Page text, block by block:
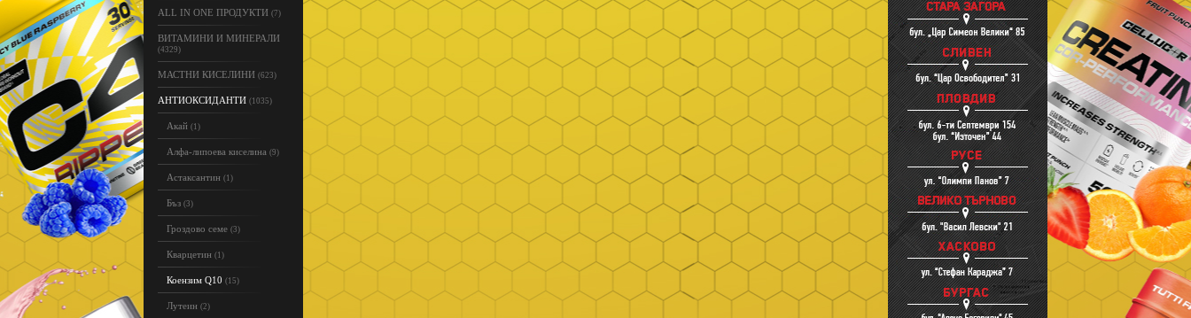
ALL IN ONE ПРОДУКТИ (7)
ВИТАМИНИ И МИНЕРАЛИ
(4329)
МАСТНИ КИСЕЛИНИ (623)
АНТИОКСИДАНТИ (1035)
Акай (1)
Алфа-липоева киселина (9)
Астаксантин (1)
Бъз (3)
Гроздово семе (3)
Кварцетин (1)
Коензим Q10 (15)
Лутеин (2)